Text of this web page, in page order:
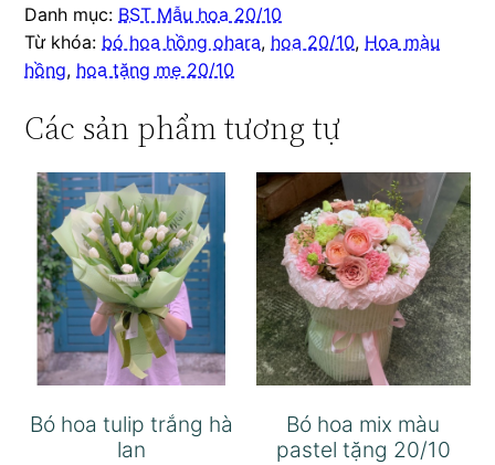
Danh mục: BST Mẫu hoa 20/10
Từ khóa: bó hoa hồng ohara, hoa 20/10, Hoa màu
hồng, hoa tặng mẹ 20/10
Các sản phẩm tương tự
Bó hoa tulip trắng hà
lan
Bó hoa mix màu
pastel tặng 20/10